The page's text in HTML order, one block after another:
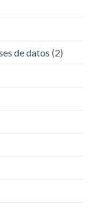
de datos (2)